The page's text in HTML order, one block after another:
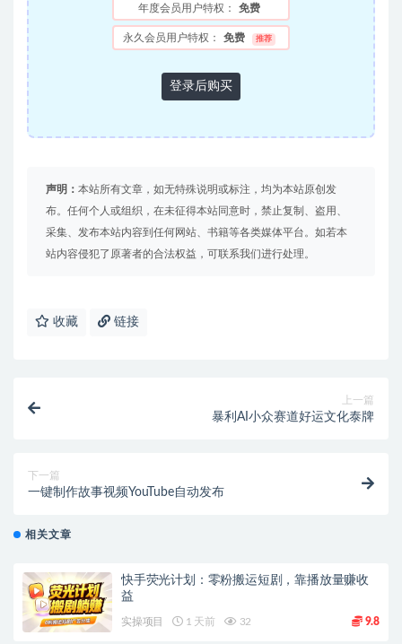
年度会员用户特权： 免费
永久会员用户特权： 免费 推荐
登录后购买
声明： 本站所有文章，如无特殊说明或标注，均为本站原创发
布。任何个人或组织，在未征得本站同意时，禁止复制、盗用、
采集、发布本站内容到任何网站、书籍等各类媒体平台。如若本
站内容侵犯了原著者的合法权益，可联系我们进行处理。
收藏 链接
上一篇
暴利AI小众赛道好运文化泰牌
下一篇
一键制作故事视频YouTube自动发布
相关文章
快手荧光计划：零粉搬运短剧，靠播放量赚收
益
实操项目 1 天前 32 9.8